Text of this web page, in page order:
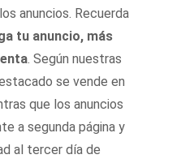
anuncios. Recuerda
tu anuncio, más
. Según nuestras
se vende en
que los anuncios
a segunda página y
al tercer día de